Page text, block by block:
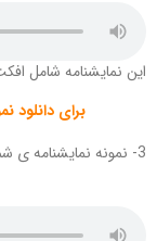
این نمایشنامه شامل
برای دانلود
3- نمونه نمایشنامه ی شماره سوم: قصه های شکلاتی، بازیگران سری دوم